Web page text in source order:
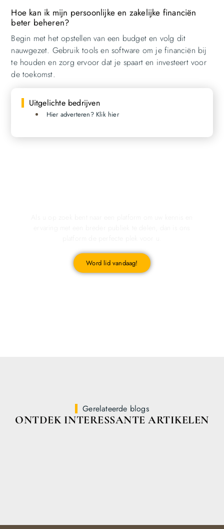
Hoe kan ik mijn persoonlijke en zakelijke financiën
beter beheren?
Begin met het opstellen van een budget en volg dit
nauwgezet. Gebruik tools en software om je financiën bij
te houden en zorg ervoor dat je spaart en investeert voor
de toekomst.
Uitgelichte bedrijven
Hier adverteren? Klik hier
Word lid vandaag!
Gerelateerde blogs
ONTDEK INTERESSANTE ARTIKELEN